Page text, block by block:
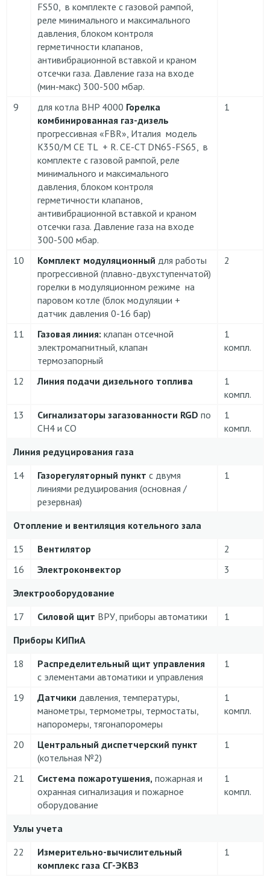
FS50, в комплекте с газовой рампой,
реле минимального и максимального
давления, блоком контроля
герметичности клапанов,
антивибрационной вставкой и краном
отсечки газа. Давление газа на входе
(мин-макс) 300-500 мбар.
9
для котла BHP 4000 Горелка
комбинированная газ-дизель
прогрессивная «FBR», Италия модель
К350/М CE TL + R. CE-CT DN65-FS65, в
комплекте с газовой рампой, реле
минимального и максимального
давления, блоком контроля
герметичности клапанов,
антивибрационной вставкой и краном
отсечки газа. Давление газа на входе
300-500 мбар.
1
10 Комплект модуляционный для работы
прогрессивной (плавно-двухступенчатой)
горелки в модуляционном режиме на
паровом котле (блок модуляции +
датчик давления 0-16 бар)
2
11 Газовая линия: клапан отсечной
электромагнитный, клапан
термозапорный
1
компл.
12 Линия подачи дизельного топлива
1
компл.
13
Сигнализаторы загазованности RGD по
CH4 и CO
1
компл.
Линия редуцирования газа
14
Газорегуляторный пункт с двумя
линиями редуцирования (основная /
резервная)
1
Отопление и вентиляция котельного зала
15
Вентилятор
2
16
Электроконвектор
3
Электрооборудование
17
Силовой щит ВРУ, приборы автоматики
1
Приборы КИПиА
18
Распределительный щит управления
с элементами автоматики и управления
1
19 Датчики давления, температуры,
манометры, термометры, термостаты,
напоромеры, тягонапоромеры
1
компл.
20
Центральный диспетчерский пункт
(котельная №2)
1
21 Система пожаротушения, пожарная и
охранная сигнализация и пожарное
оборудование
1
компл.
Узлы учета
22
Измерительно-вычислительный
комплекс газа СГ-ЭКВЗ
1